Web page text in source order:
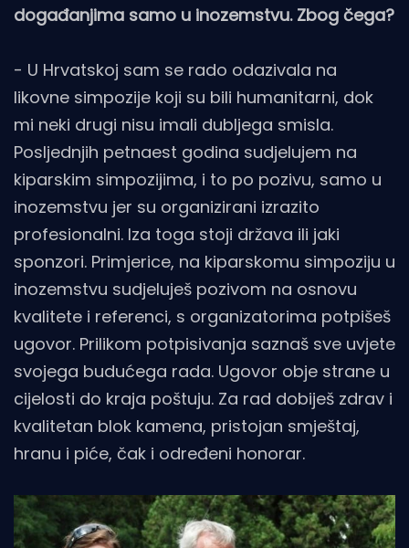
događanjima samo u inozemstvu. Zbog čega?
- U Hrvatskoj sam se rado odazivala na
likovne simpozije koji su bili humanitarni, dok
mi neki drugi nisu imali dubljega smisla.
Posljednjih petnaest godina sudjelujem na
kiparskim simpozijima, i to po pozivu, samo u
inozemstvu jer su organizirani izrazito
profesionalni. Iza toga stoji država ili jaki
sponzori. Primjerice, na kiparskomu simpoziju u
inozemstvu sudjeluješ pozivom na osnovu
kvalitete i referenci, s organizatorima potpišeš
ugovor. Prilikom potpisivanja saznaš sve uvjete
svojega budućega rada. Ugovor obje strane u
cijelosti do kraja poštuju. Za rad dobiješ zdrav i
kvalitetan blok kamena, pristojan smještaj,
hranu i piće, čak i određeni honorar.